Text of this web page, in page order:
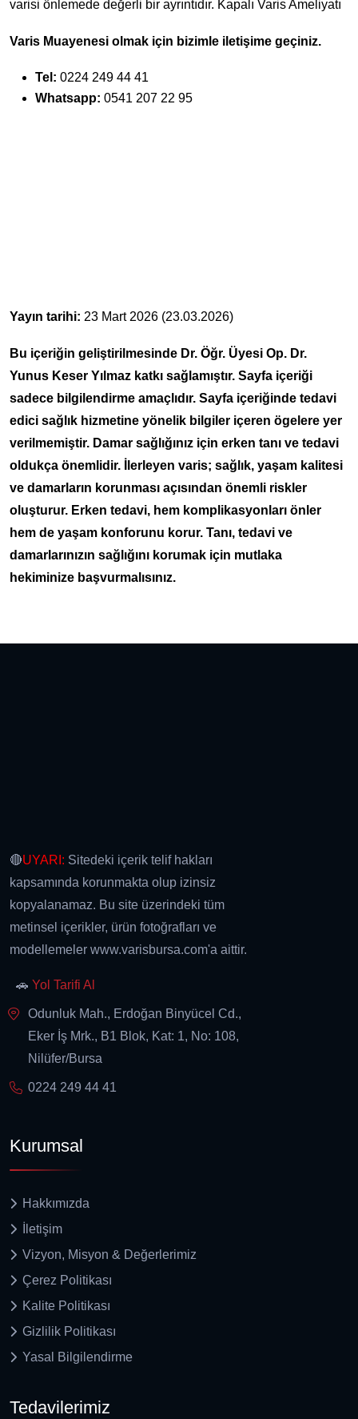
varisi önlemede değerli bir ayrıntıdır. Kapalı Varis Ameliyatı
Varis Muayenesi olmak için bizimle iletişime geçiniz.
Tel: 0224 249 44 41
Whatsapp: 0541 207 22 95
Yayın tarihi: 23 Mart 2026 (23.03.2026)
Bu içeriğin geliştirilmesinde Dr. Öğr. Üyesi Op. Dr.
Yunus Keser Yılmaz katkı sağlamıştır. Sayfa içeriği
sadece bilgilendirme amaçlıdır. Sayfa içeriğinde tedavi
edici sağlık hizmetine yönelik bilgiler içeren ögelere yer
verilmemiştir. Damar sağlığınız için erken tanı ve tedavi
oldukça önemlidir. İlerleyen varis; sağlık, yaşam kalitesi
ve damarların korunması açısından önemli riskler
oluşturur. Erken tedavi, hem komplikasyonları önler
hem de yaşam konforunu korur. Tanı, tedavi ve
damarlarınızın sağlığını korumak için mutlaka
hekiminize başvurmalısınız.
🔴UYARI: Sitedeki içerik telif hakları
kapsamında korunmakta olup izinsiz
kopyalanamaz. Bu site üzerindeki tüm
metinsel içerikler, ürün fotoğrafları ve
modellemeler www.varisbursa.com'a aittir.
🚗 Yol Tarifi Al
Odunluk Mah., Erdoğan Binyücel Cd.,
Eker İş Mrk., B1 Blok, Kat: 1, No: 108,
Nilüfer/Bursa
0224 249 44 41
Kurumsal
Hakkımızda
İletişim
Vizyon, Misyon & Değerlerimiz
Çerez Politikası
Kalite Politikası
Gizlilik Politikası
Yasal Bilgilendirme
Tedavilerimiz